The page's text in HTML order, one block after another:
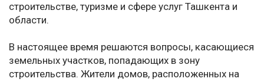
строительстве, туризме и сфере услуг Ташкента и
области.
В настоящее время решаются вопросы, касающиеся
земельных участков, попадающих в зону
строительства. Жители домов, расположенных на